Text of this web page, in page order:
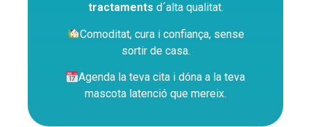
tractaments d´alta qualitat.
Comoditat, cura i confiança, sense
sortir de casa.
Agenda la teva cita i dóna a la teva
mascota latenció que mereix.